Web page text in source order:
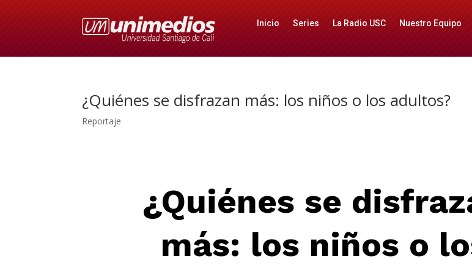
Inicio Series La Radio USC Nuestro Equipo
¿Quiénes se disfrazan más: los niños o los adultos?
Reportaje
¿Quiénes se
más: los niños o